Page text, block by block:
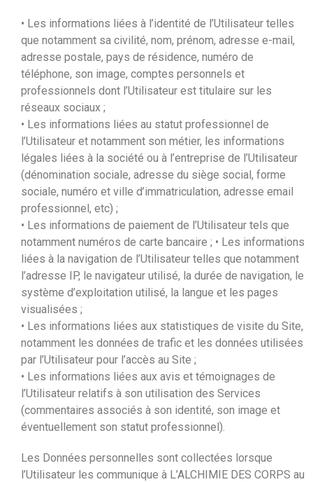
• Les informations liées à l’identité de l’Utilisateur telles
que notamment sa civilité, nom, prénom, adresse e-mail,
adresse postale, pays de résidence, numéro de
téléphone, son image, comptes personnels et
professionnels dont l’Utilisateur est titulaire sur les
réseaux sociaux ;
• Les informations liées au statut professionnel de
l’Utilisateur et notamment son métier, les informations
légales liées à la société ou à l’entreprise de l’Utilisateur
(dénomination sociale, adresse du siège social, forme
sociale, numéro et ville d’immatriculation, adresse email
professionnel, etc) ;
• Les informations de paiement de l’Utilisateur tels que
notamment numéros de carte bancaire ; • Les informations
liées à la navigation de l’Utilisateur telles que notamment
l’adresse IP, le navigateur utilisé, la durée de navigation, le
système d’exploitation utilisé, la langue et les pages
visualisées ;
• Les informations liées aux statistiques de visite du Site,
notamment les données de trafic et les données utilisées
par l’Utilisateur pour l’accès au Site ;
• Les informations liées aux avis et témoignages de
l’Utilisateur relatifs à son utilisation des Services
(commentaires associés à son identité, son image et
éventuellement son statut professionnel).
Les Données personnelles sont collectées lorsque
l’Utilisateur les communique à L’ALCHIMIE DES CORPS au